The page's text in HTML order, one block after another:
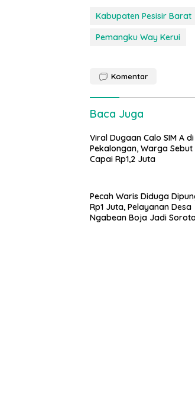
Kabupaten Pesisir Barat
Pemangku Way Kerui
Komentar
Baca Juga
Viral Dugaan Calo SIM A di
Pekalongan, Warga
Capai Rp1,2 Juta
Pecah Waris Diduga
Rp1 Juta, Pelayanan Desa
Ngabean Boja Jadi